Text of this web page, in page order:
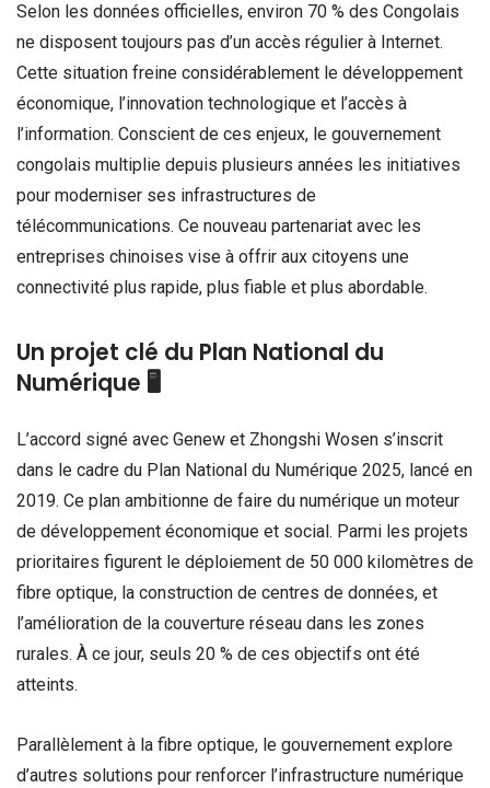
Selon les données officielles, environ 70 % des Congolais
ne disposent toujours pas d’un accès régulier à Internet.
Cette situation freine considérablement le développement
économique, l’innovation technologique et l’accès à
l’information. Conscient de ces enjeux, le gouvernement
congolais multiplie depuis plusieurs années les initiatives
pour moderniser ses infrastructures de
télécommunications. Ce nouveau partenariat avec les
entreprises chinoises vise à offrir aux citoyens une
connectivité plus rapide, plus fiable et plus abordable.
Un projet clé du Plan National du
Numérique 🖥️
L’accord signé avec Genew et Zhongshi Wosen s’inscrit
dans le cadre du Plan National du Numérique 2025, lancé en
2019. Ce plan ambitionne de faire du numérique un moteur
de développement économique et social. Parmi les projets
prioritaires figurent le déploiement de 50 000 kilomètres de
fibre optique, la construction de centres de données, et
l’amélioration de la couverture réseau dans les zones
rurales. À ce jour, seuls 20 % de ces objectifs ont été
atteints.
Parallèlement à la fibre optique, le gouvernement explore
d’autres solutions pour renforcer l’infrastructure numérique